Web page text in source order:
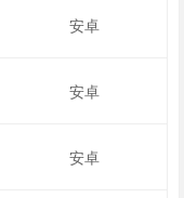
安卓
安卓
安卓